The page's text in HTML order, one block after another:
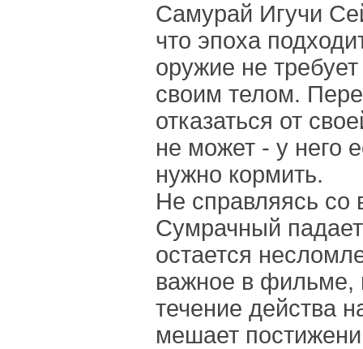
Самурай Игучи
что эпоха
оружие не
своим телом.
отказаться от
не может - у него
нужно кормить.
Не справляясь со
Сумрачный
остается
важное в фильме,
течение действа
мешает